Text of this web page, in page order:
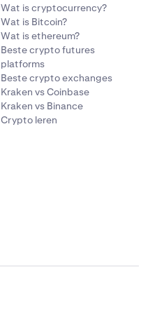
Wat is cryptocurrency?
Wat is Bitcoin?
Wat is ethereum?
Beste crypto futures
platforms
Beste crypto exchanges
Kraken vs Coinbase
Kraken vs Binance
Crypto leren